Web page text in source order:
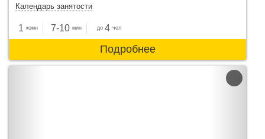
Календарь занятости
1 комн 7-10 мин до 4 чел
Подробнее